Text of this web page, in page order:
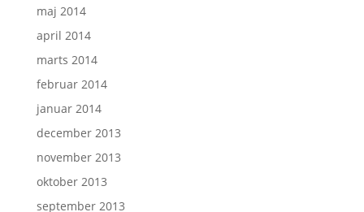
maj 2014
april 2014
marts 2014
februar 2014
januar 2014
december 2013
november 2013
oktober 2013
september 2013